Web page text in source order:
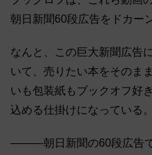
朝日新聞60段広告をドカー
なんと、この巨大新聞広告
いて、売りたい本をそのま
いも包装紙もブックオフ好
込める仕掛けになっている。
―――朝日新聞の60段広告